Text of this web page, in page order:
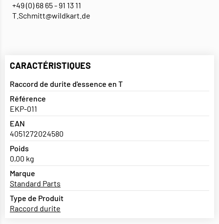
+49 (0) 68 65 - 91 13 11
T.Schmitt@wildkart.de
CARACTÉRISTIQUES
Raccord de durite d'essence en T
Référence
EKP-011
EAN
4051272024580
Poids
0,00 kg
Marque
Standard Parts
Type de Produit
Raccord durite